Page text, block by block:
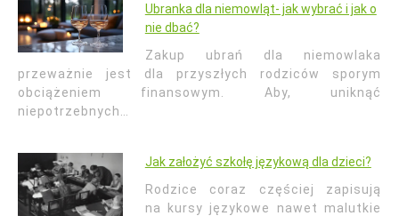
Ubranka dla niemowląt- jak wybrać i jak o
nie dbać?
Zakup ubrań dla niemowlaka
przeważnie jest dla przyszłych rodziców sporym
obciążeniem finansowym. Aby, uniknąć
niepotrzebnych…
Jak założyć szkołę językową dla dzieci?
Rodzice coraz częściej zapisują
na kursy językowe nawet malutkie